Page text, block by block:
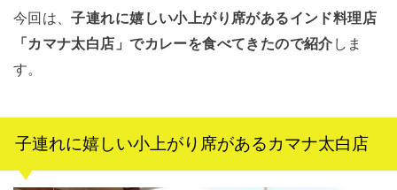
今回は、子連れに嬉しい小上がり席があるインド料理店
「カマナ太白店」でカレーを食べてきたので紹介 しま
す。
子連れに嬉しい小上がり席があるカマナ太白店